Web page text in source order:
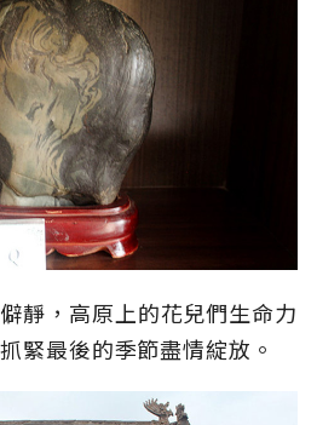
靜，高原上的花兒們生命力
緊最後的季節盡情綻放。